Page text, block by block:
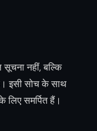
नहीं, बल्कि
इसी सोच के साथ
समर्पित हैं।